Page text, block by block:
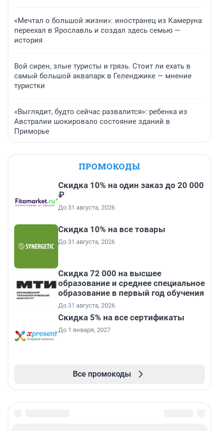
«Мечтал о большой жизни»: иностранец из Камеруна
переехал в Ярославль и создал здесь семью —
история
Вой сирен, злые туристы и грязь. Стоит ли ехать в
самый большой аквапарк в Геленджике — мнение
туристки
«Выглядит, будто сейчас развалится»: ребенка из
Австралии шокировало состояние зданий в
Приморье
ПРОМОКОДЫ
Скидка 10% на один заказ до 20 000
₽
До 31 августа, 2026
Скидка 10% на все товары
До 31 августа, 2026
Скидка 72 000 на высшее
образование и среднее специальное
образование в первый год обучения
До 31 августа, 2026
Скидка 5% на все сертификаты
До 1 января, 2027
Все промокоды